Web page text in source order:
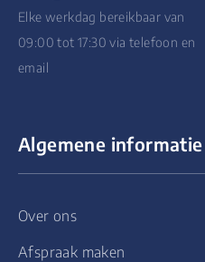
Elke werkdag bereikbaar van
09:00 tot 17:30 via telefoon en
email
Algemene informatie
Over ons
Afspraak maken